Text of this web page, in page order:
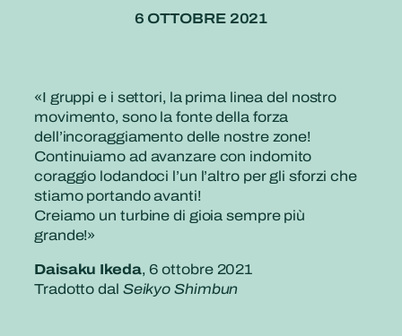
6 OTTOBRE 2021
«I gruppi e i settori, la prima linea del nostro
movimento, sono la fonte della forza
dell’incoraggiamento delle nostre zone!
Continuiamo ad avanzare con indomito
coraggio lodandoci l’un l’altro per gli sforzi che
stiamo portando avanti!
Creiamo un turbine di gioia sempre più
grande!»
Daisaku Ikeda, 6 ottobre 2021
Tradotto dal Seikyo Shimbun